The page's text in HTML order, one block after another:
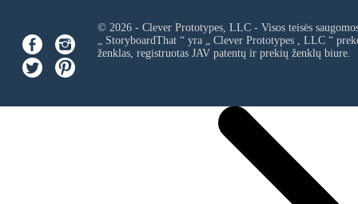
© 2026 - Clever Prototypes, LLC - Visos teisės
„ StoryboardThat “ yra „ Clever Prototypes , LLC“
ženklas, registruotas JAV patentų ir prekių ženklų biure.